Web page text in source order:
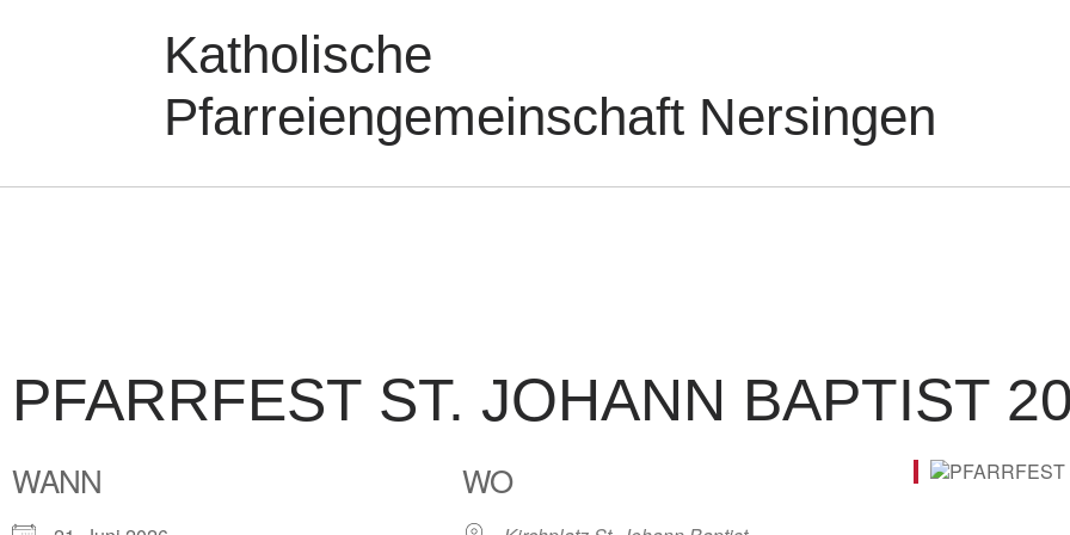
Katholische
Pfarreiengemeinschaft Nersingen
PFARRFEST ST. JOHANN BAPTIST
WANN WO